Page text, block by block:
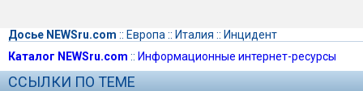
Досье NEWSru.com :: Европа :: Италия :: Инцидент
Каталог NEWSru.com :: Информационные интернет-ресурсы
ССЫЛКИ ПО ТЕМЕ